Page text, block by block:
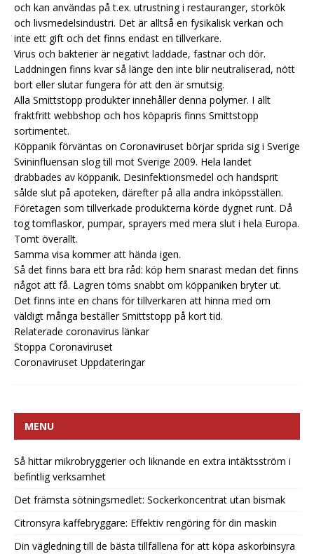
och kan användas på t.ex. utrustning i restauranger, storkök
och livsmedelsindustri. Det är alltså en fysikalisk verkan och
inte ett gift och det finns endast en tillverkare.
Virus och bakterier är negativt laddade, fastnar och dör.
Laddningen finns kvar så länge den inte blir neutraliserad, nött
bort eller slutar fungera för att den är smutsig.
Alla Smittstopp produkter innehåller denna polymer. I allt
fraktfritt webbshop och hos köpapris finns Smittstopp
sortimentet.
Köppanik förväntas on Coronaviruset börjar sprida sig i Sverige
Svininfluensan slog till mot Sverige 2009. Hela landet
drabbades av köppanik. Desinfektionsmedel och handsprit
sålde slut på apoteken, därefter på alla andra inköpsställen.
Företagen som tillverkade produkterna körde dygnet runt. Då
tog tomflaskor, pumpar, sprayers med mera slut i hela Europa.
Tomt överallt.
Samma visa kommer att hända igen.
Så det finns bara ett bra råd: köp hem snarast medan det finns
något att få. Lagren töms snabbt om köppaniken bryter ut.
Det finns inte en chans för tillverkaren att hinna med om
väldigt många beställer Smittstopp på kort tid.
Relaterade coronavirus länkar
Stoppa Coronaviruset
Coronaviruset Uppdateringar
MENU
Så hittar mikrobryggerier och liknande en extra intäktsström i
befintlig verksamhet
Det främsta sötningsmedlet: Sockerkoncentrat utan bismak
Citronsyra kaffebryggare: Effektiv rengöring för din maskin
Din vägledning till de bästa tillfällena för att köpa askorbinsyra